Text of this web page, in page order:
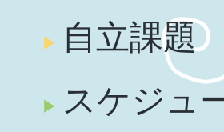
▶︎ 自立課題
▶︎ スケジュ